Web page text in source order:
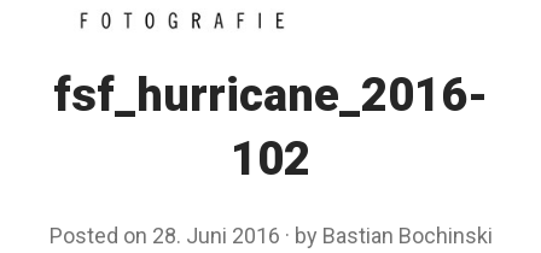
fsf_hurricane_2016-
102
Posted on 28. Juni 2016 by Bastian Bochinski